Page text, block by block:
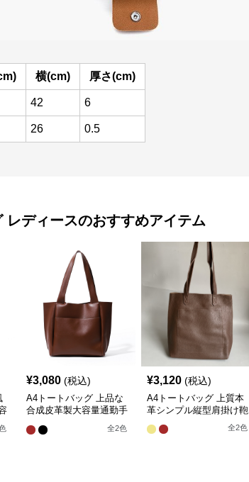
横(cm) 厚さ(cm)
42 6
26 0.5
レディースのおすすめアイテム
¥3,080 (税込)
A4トートバッグ 上品な
合成皮革製大容量通勤手
全2色
¥3,120 (税込)
A4トートバッグ 上質本
革シンプル縦型肩掛け鞄
全2色